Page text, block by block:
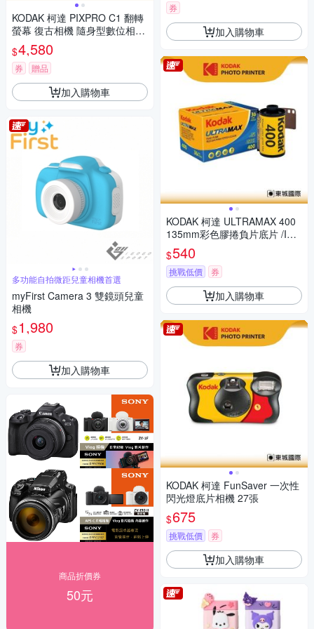
KODAK 柯達 PIXPRO C1 翻轉
螢幕 復古相機 隨身型數位相機
+ 32G記憶卡組
$4,580
券 贈品
加入購物車
多功能自拍微距兒童相機首選
myFirst Camera 3 雙鏡頭兒童
相機
$1,980
券
加入購物車
商品折價券
50元
券
加入購物車
KODAK 柯達 ULTRAMAX 400
135mm彩色膠捲負片底片 /ISO
400 36張
$540
挑戰低價 券
加入購物車
KODAK 柯達 FunSaver 一次性
閃光燈底片相機 27張
$675
挑戰低價 券
加入購物車